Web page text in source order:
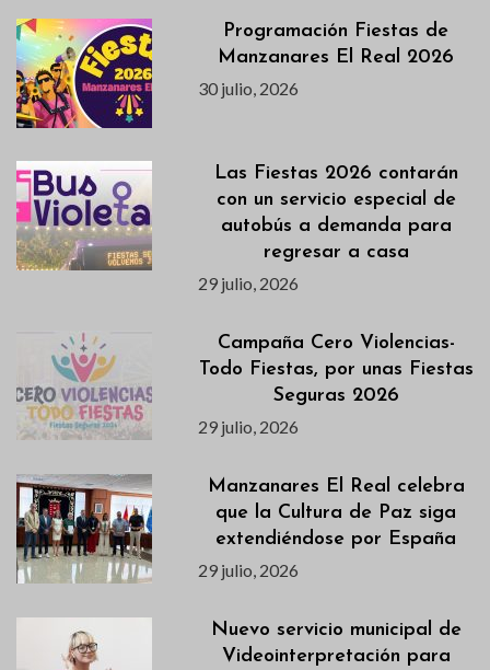
Programación Fiestas de
Manzanares El Real 2026
30 julio, 2026
Las Fiestas 2026 contarán
con un servicio especial de
autobús a demanda para
regresar a casa
29 julio, 2026
Campaña Cero Violencias-
Todo Fiestas, por unas Fiestas
Seguras 2026
29 julio, 2026
Manzanares El Real celebra
que la Cultura de Paz siga
extendiéndose por España
29 julio, 2026
Nuevo servicio municipal de
Videointerpretación para